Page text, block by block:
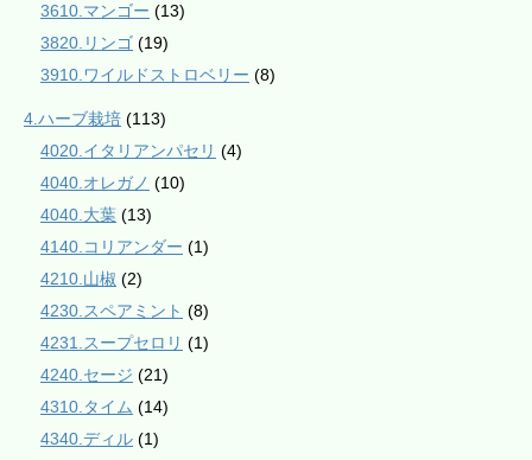
3610.マンゴー (13)
3820.リンゴ (19)
3910.ワイルドストロベリー (8)
4.ハーブ栽培 (113)
4020.イタリアンパセリ (4)
4040.オレガノ (10)
4040.大葉 (13)
4140.コリアンダー (1)
4210.山椒 (2)
4230.スペアミント (8)
4231.スープセロリ (1)
4240.セージ (21)
4310.タイム (14)
4340.ディル (1)